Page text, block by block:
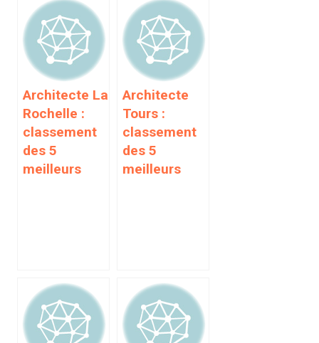
Architecte La
Rochelle :
classement
des 5
meilleurs
Architecte
Tours :
classement
des 5
meilleurs